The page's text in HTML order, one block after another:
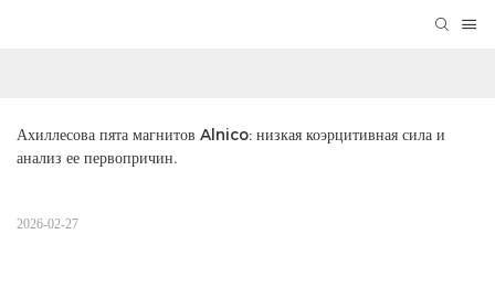
Ахиллесова пята магнитов Alnico: низкая коэрцитивная сила и
анализ ее первопричин.
2026-02-27